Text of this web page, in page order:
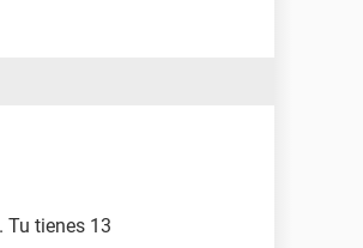
Tu tienes 13